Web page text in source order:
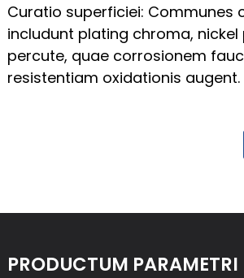
Curatio superficiei: Communes
includunt plating chroma, nickel
percute, quae corrosionem
resistentiam oxidationis augent.
PRODUCTUM PARAMETRI